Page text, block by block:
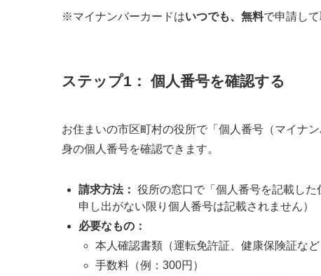
※マイナンバーカードはいつでも、無料で申請し
ステップ1： 個人番号を確認する
お住まいの市区町村の役所で「個人番号（マイナ
身の個人番号を確認できます。
請求方法： 役所の窓口で「個人番号を記載した
申し出がない限り個人番号は記載されません）
必要なもの：
本人確認書類（運転免許証、健康保険証など
手数料（例：300円）